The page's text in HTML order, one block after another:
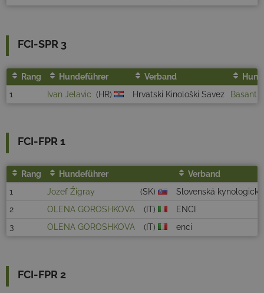
FCI-SPR 3
Rang Hundeführer Verband
Hund
1
Ivan Jelavic (HR) Hrvatski Kinološki Savez Basanti
FCI-FPR 1
Rang Hundeführer
Verband
1
Jozef Žigray (SK)
Slovenská
2
OLENA GOROSHKOVA (IT)
ENCI
3
OLENA GOROSHKOVA (IT) enci
FCI-FPR 2